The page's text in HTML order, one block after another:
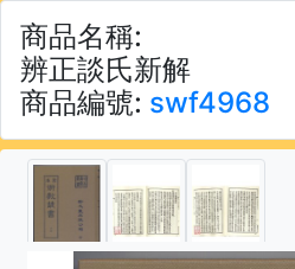
商品名稱:
辨正談氏新解
商品編號: swf4968